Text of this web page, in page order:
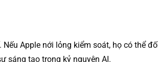
Apple nới lỏng kiểm soát, họ có thể
sáng tạo trong kỷ nguyên AI.